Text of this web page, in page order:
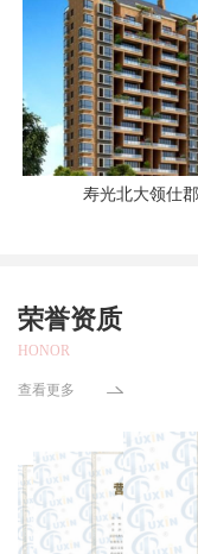
寿光北大领仕郡
荣誉资质
HONOR
查看更多